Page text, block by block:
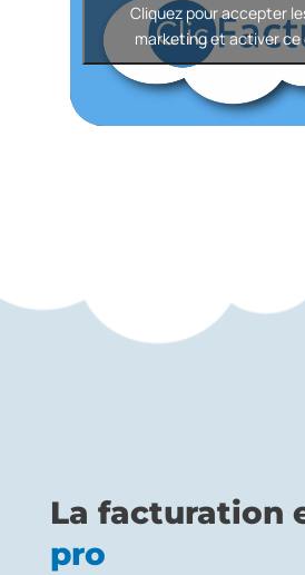
Cliquez pour accepter
marketing et activer
La facturation
pro